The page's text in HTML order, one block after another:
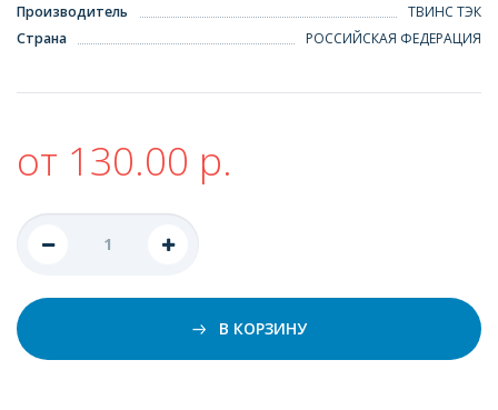
Производитель
ТВИНС ТЭК
Страна
РОССИЙСКАЯ ФЕДЕРАЦИЯ
от 130.00 р.
В КОРЗИНУ